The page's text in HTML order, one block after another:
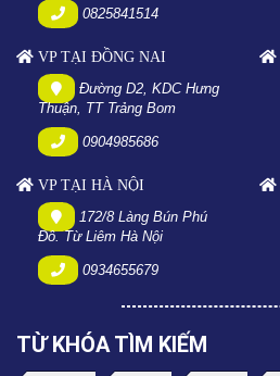
0825841514
VP TẠI ĐỒNG NAI
Đường D2, KDC Hưng
Thuận, TT Trảng Bom
0904985686
VP TẠI HÀ NỘI
172/8 Làng Bún Phú
Đô. Từ Liêm Hà Nội
0934655679
TỪ KHÓA TÌM KIẾM